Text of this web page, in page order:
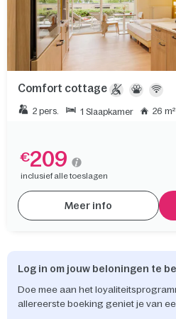
Comfort cottage
2 pers. 1 Slaapkamer 26 m²
€209
inclusief alle toeslagen
Meer info
Log in om jouw beloningen te
Doe mee aan het
allereerste boeking geniet je van